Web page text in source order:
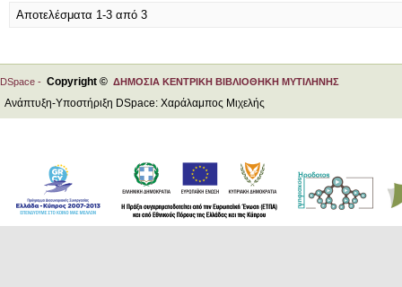
Αποτελέσματα 1-3 από 3
DSpace - Copyright © ΔΗΜΟΣΙΑ ΚΕΝΤΡΙΚΗ ΒΙΒΛΙΟΘΗΚΗ ΜΥΤΙΛΗΝΗΣ
Ανάπτυξη-Υποστήριξη DSpace: Χαράλαμπος Μιχελής